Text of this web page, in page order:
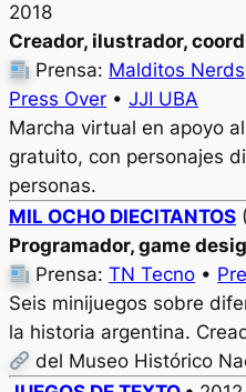
2018
Creador, ilustrador,
Prensa: Malditos Nerds
Press Over • JJI UBA
Marcha virtual en apoyo
gratuito, con personajes
personas.
MIL OCHO DIECITANTOS
Programador, game
Prensa:TN Tecno •
Seis minijuegos sobre
la historia argentina.
del Museo Histórico